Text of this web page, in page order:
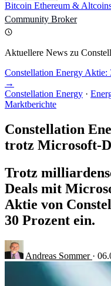
Bitcoin Ethereum &
Community Broker
Aktuellere News zu
Constellation Energy Aktie:
→
Constellation Energy ·
Marktberichte
Constellation
trotz Microsoft-
Trotz
Deals mit
Aktie von
30 Prozent ein.
Andreas Sommer ·